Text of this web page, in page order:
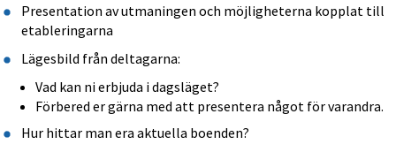
Presentation av utmaningen och möjligheterna kopplat till
etableringarna
Lägesbild från deltagarna:
Vad kan ni erbjuda i dagsläget?
Förbered er gärna med att presentera något för varandra.
Hur hittar man era aktuella boenden?